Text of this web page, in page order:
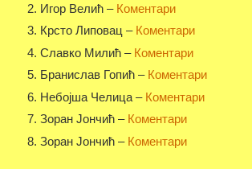
Игор Велић – Коментари
Крсто Липовац – Коментари
Славко Милић – Коментари
Бранислав Гопић – Коментари
Небојша Челица – Коментари
Зоран Јончић – Коментари
Зоран Јончић – Коментари